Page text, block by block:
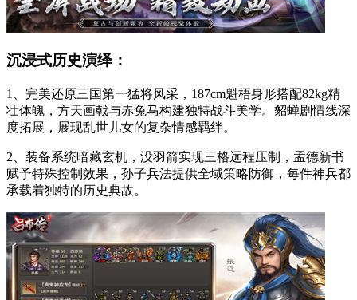
沉浸式历史演绎：
1、完美还原三国第一猛将风采，187cm魁梧身形搭配82kg精
壮体魄，方天画戟与赤兔马构建独特战斗美学。貂蝉剧情线深
度拓展，展现乱世儿女的复杂情感羁绊。
2、装备系统暗藏玄机，没羽箭实现三格远程压制，孟德新书
赋予特殊控制效果，孙子兵法提供全域策略防御，每件神兵都
承载着独特的历史典故。